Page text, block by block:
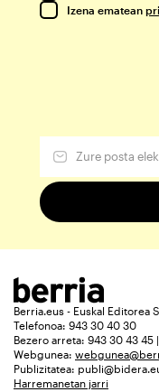
Izena ematean
Berria.eus - Euskal Editorea
Telefonoa: 943 30 40 30
Bezero arreta: 943 30 43 45
Webgunea:
Publizitatea:
Harremanetan jarri